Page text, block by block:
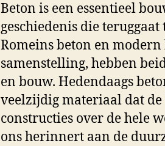
Beton is een essentieel
geschiedenis die
Romeins beton en
samenstelling, hebben
en bouw. Hedendaags
veelzijdig materiaal dat
constructies over de hele
ons herinnert aan de